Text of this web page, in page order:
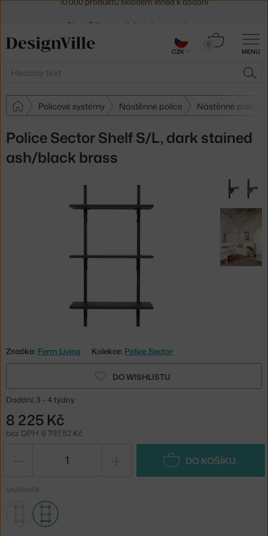
MENU
Hledat
0
Košík
Policové systémy Nástěnné police Nástěnné police
Police Sector Shelf S/L, dark stained
ash/black brass
Značka: Ferm Living Kolekce: Police Sector
DO WISHLISTU
Dodání: 3 - 4 týdny
8 225 Kč
bez DPH: 6 797,52 Kč
DO KOŠÍKU
VARIANTA
30 dní na vrácení zboží
CZK